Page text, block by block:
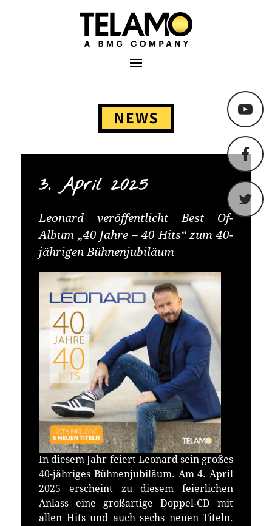
TELAMO
Primäres Menü
NEWS
3. April 2025
Leonard veröffentlicht Best Of-
Album „40 Jahre – 40 Hits“ zum 40-
jährigen Bühnenjubiläum
In diesem Jahr feiert Leonard sein großes
40-jähriges Bühnenjubiläum. Am 4. April
2025 erscheint zu diesem feierlichen
Anlass eine großartige Doppel-CD mit
allen Hits und auch sechs neuen Titeln.